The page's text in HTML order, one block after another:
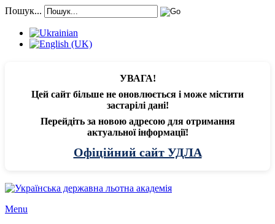
Пошук...
УВАГА!
Цей сайт більше не оновлюється і може містити
застарілі дані!
Перейдіть за новою адресою для отримання
актуальної інформації!
Офіційний сайт УДЛА
Menu